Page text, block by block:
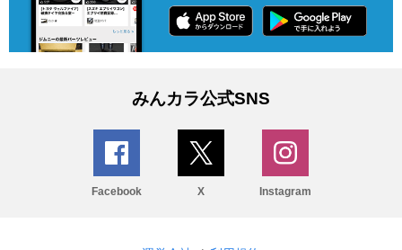
みんカラ公式SNS
Facebook X Instagram